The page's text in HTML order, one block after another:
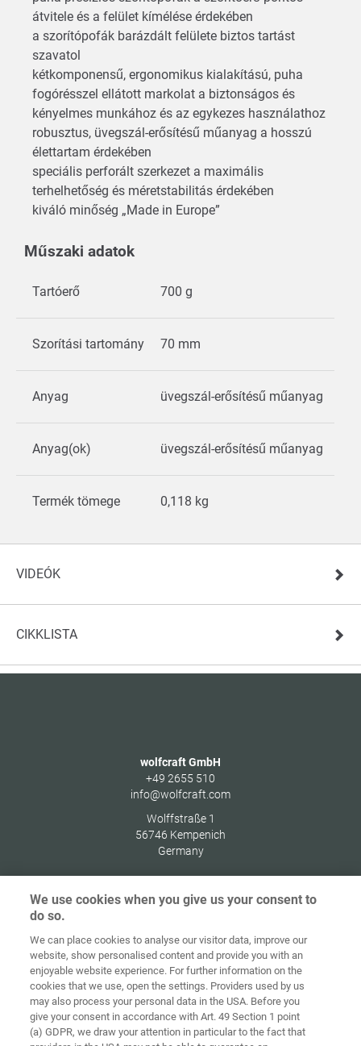
átvitele és a felület kímélése érdekében
a szorítópofák barázdált felülete biztos tartást
szavatol
kétkomponensű, ergonomikus kialakítású, puha
fogórésszel ellátott markolat a biztonságos és
kényelmes munkához és az egykezes használathoz
robusztus, üvegszál-erősítésű műanyag a hosszú
élettartam érdekében
speciális perforált szerkezet a maximális
terhelhetőség és méretstabilitás érdekében
kiváló minőség „Made in Europe”
Műszaki adatok
Tartóerő 700 g
Szorítási tartomány 70 mm
Anyag üvegszál-erősítésű műanyag
Anyag(ok) üvegszál-erősítésű műanyag
Termék tömege 0,118 kg
VIDEÓK
CIKKLISTA
wolfcraft GmbH
+49 2655 510
info@wolfcraft.com
Wolffstraße 1
56746 Kempenich
Germany
Indítóképernyő Kapcsolat Impresszum
Általános
Feltételek Süti-irányelvek Bejelentkezés
Accessibility
Statement
We use cookies when you give us your consent to
do so.
We can place cookies to analyse our visitor data, improve our
website, show personalised content and provide you with an
enjoyable website experience. For further information on the
cookies that we use, open the settings. Providers used by us
may also process your personal data in the USA. Before you
give your consent in accordance with Art. 49 Section 1 point
(a) GDPR, we draw your attention in particular to the fact that